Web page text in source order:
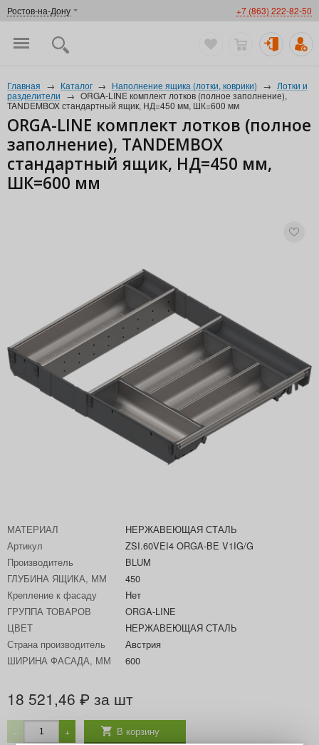
Ростов-на-Дону +7 (863) 222-82-50
Главная → Каталог → Наполнение ящика (лотки, коврики) → Лотки и
разделители → ORGA-LINE комплект лотков (полное заполнение),
TANDEMBOX стандартный ящик, НД=450 мм, ШК=600 мм
ORGA-LINE комплект лотков (полное
заполнение), TANDEMBOX
стандартный ящик, НД=450 мм,
ШК=600 мм
МАТЕРИАЛ
НЕРЖАВЕЮЩАЯ СТАЛЬ
Артикул
ZSI.60VEI4 ORGA-BE V1IG/G
Производитель
BLUM
ГЛУБИНА ЯЩИКА, ММ
450
Крепление к фасаду
Нет
ГРУППА ТОВАРОВ
ORGA-LINE
ЦВЕТ
НЕРЖАВЕЮЩАЯ СТАЛЬ
Страна производитель
Австрия
ШИРИНА ФАСАДА, ММ
600
18 521,46 ₽ за шт
− + В корзину